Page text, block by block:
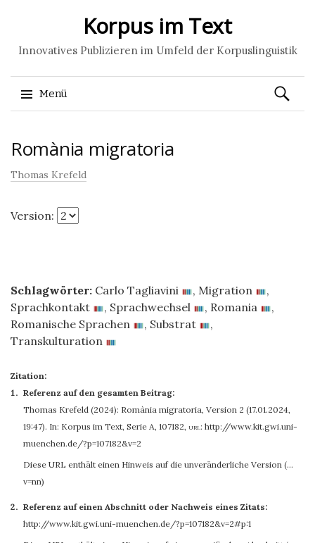
Korpus im Text
Innovatives Publizieren im Umfeld der Korpuslinguistik
Menü
zum
Suchen
nach:
Romània migratoria
Thomas Krefeld
Version:
Schlagwörter: Carlo Tagliavini , Migration
,
Sprachkontakt
, Sprachwechsel , Romania
,
Romanische Sprachen
, Substrat
,
Transkulturation
Zitation:
Referenz auf den gesamten Beitrag:
Thomas Krefeld (2024): Romània migratoria, Version 2 (17.01.2024,
19:47). In: Korpus im Text, Serie A, 107182, url: http://www.kit.gwi.uni-
muenchen.de/?p=107182&v=2
Diese URL enthält einen Hinweis auf die unveränderliche Version (…
v=nn)
Referenz auf einen Abschnitt oder Nachweis eines Zitats:
http://www.kit.gwi.uni-muenchen.de/?p=107182&v=2#p:1